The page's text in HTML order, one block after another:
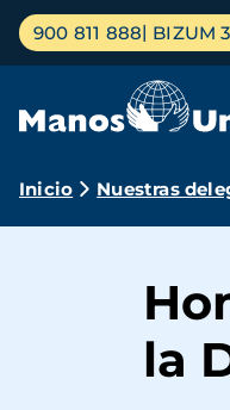
Pasar
contenido
Menú
principal
900 811 888 BIZUM
Ruta
Inicio Nuestras
la